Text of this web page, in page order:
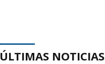
ÚLTIMAS NOTICIAS